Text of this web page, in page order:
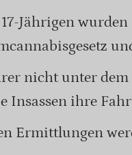
17-Jährigen
nicht unter
Insassen ihre
Ermittlungen